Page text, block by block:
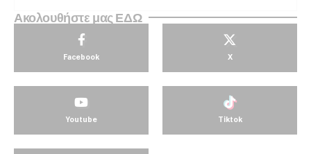
Ακολουθήστε μας ΕΔΩ
Facebook X
Youtube Tiktok